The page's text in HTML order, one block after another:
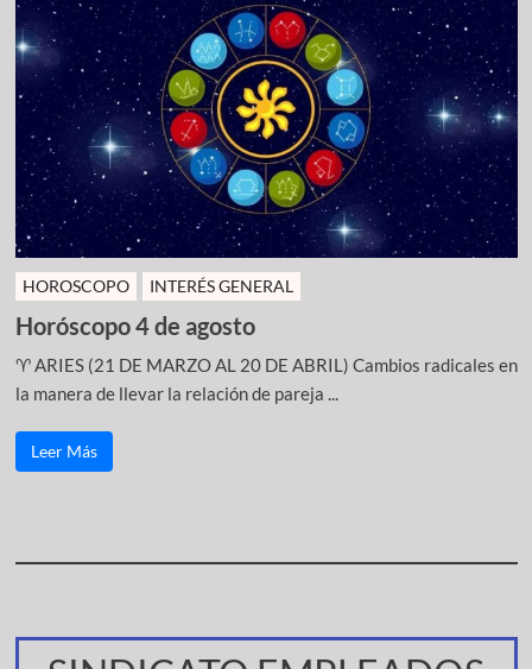
HOROSCOPO INTERÉS GENERAL
Horóscopo 4 de agosto
♈ ARIES (21 DE MARZO AL 20 DE ABRIL) Cambios radicales en
la manera de llevar la relación de pareja ...
Leer Más